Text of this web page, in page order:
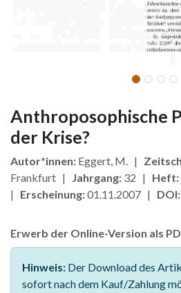
Anthroposophische
der Krise?
Autor*innen: Eggert, M. |
Frankfurt | Jahrgang: 32 | Heft:
| Erscheinung:01.11.2007 | DOI:
Erwerb der Online-Version als
Hinweis: Der Download des
sofort nach dem Kauf/Zahlung